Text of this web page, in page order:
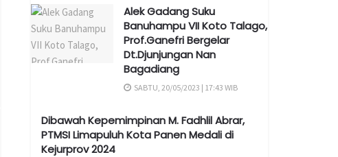
Alek Gadang Suku
Banuhampu VII Koto Talago,
Prof.Ganefri Bergelar
Dt.Djunjungan Nan
Bagadiang
SABTU, 20/05/2023 | 17:43 WIB
Dibawah Kepemimpinan M. Fadhlil Abrar,
PTMSI Limapuluh Kota Panen Medali di
Kejurprov 2024